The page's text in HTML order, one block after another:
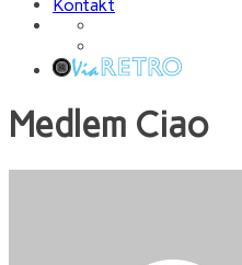
Kontakt
Medlem Ciao